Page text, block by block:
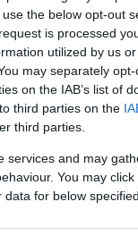
the below opt-out
is processed
utilized by us
may separately
on the IAB’s list of
third parties on the
third parties.
services and may
You may
for below
Angels του
τον Λευκό
των ΗΠΑ.
δολάρια